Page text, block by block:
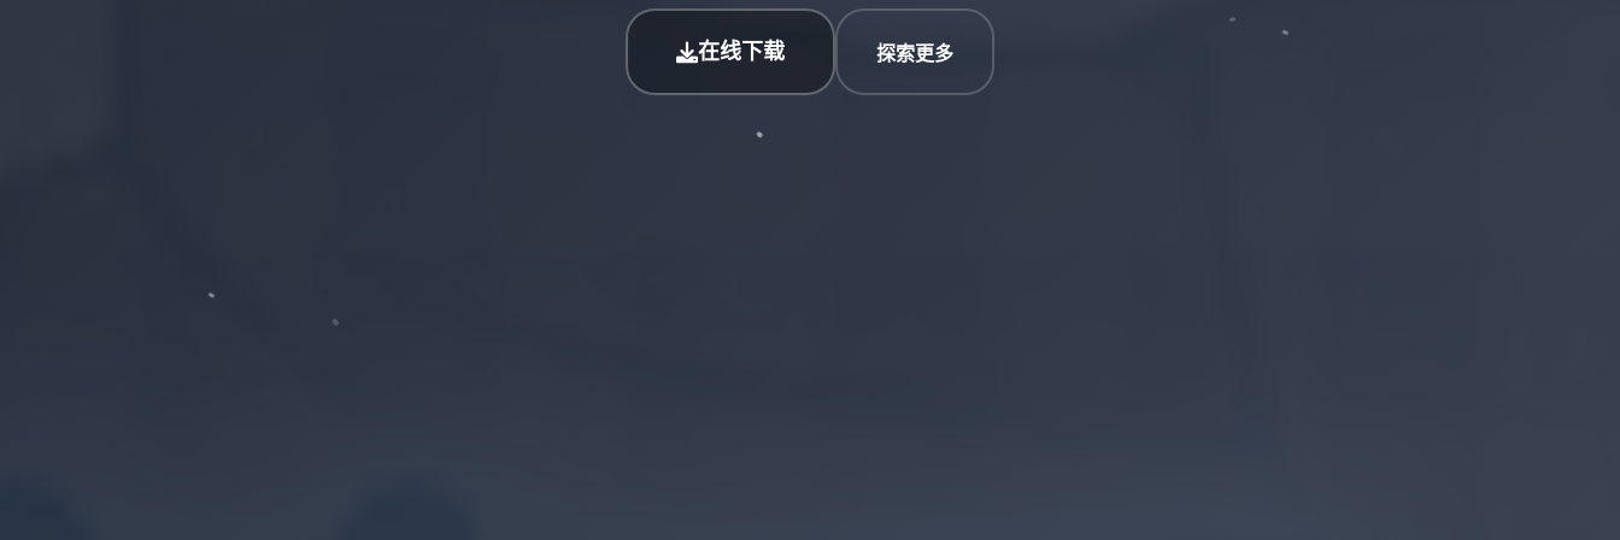
在线下载 探索更多